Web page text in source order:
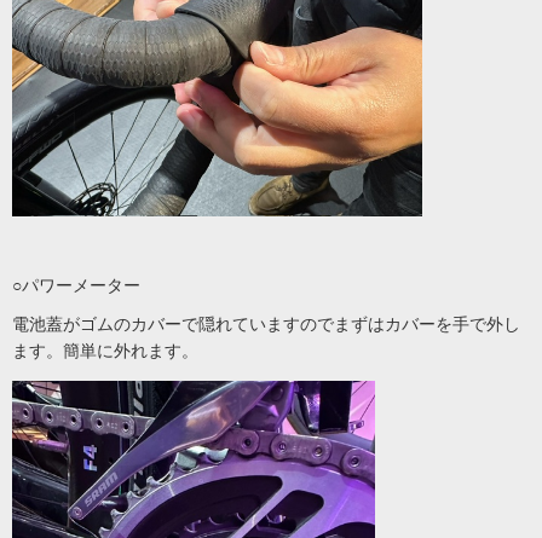
○パワーメーター
電池蓋がゴムのカバーで隠れていますのでまずはカバーを手で外し
ます。簡単に外れます。